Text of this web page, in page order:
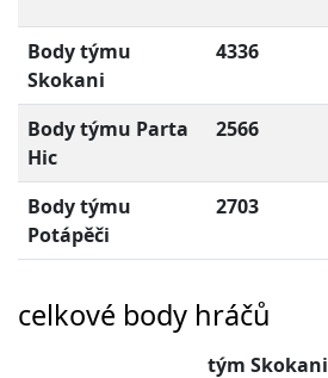
Body týmu
Skokani
4336
Body týmu Parta
Hic
2566
Body týmu
Potápěči
2703
celkové body hráčů
tým Skokani